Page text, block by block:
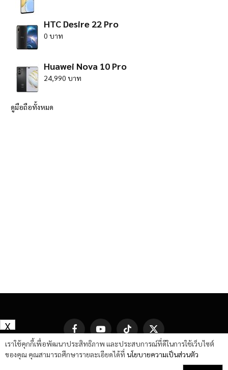
HTC Desire 22 Pro
0 บาท
Huawei Nova 10 Pro
24,990 บาท
ดูมือถือทั้งหมด
FacebookYouTube TikTok
X
(Twitter)
เราใช้คุกกี้เพื่อพัฒนาประสิทธิภาพ และประสบการณ์ที่ดีในการใช้เว็บไซต์
ของคุณ คุณสามารถศึกษารายละเอียดได้ที่ นโยบายความเป็นส่วนตัว
X